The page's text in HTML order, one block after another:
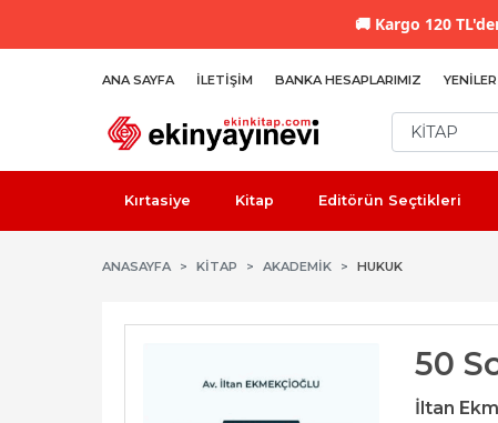
🚚 Kargo 120
ANA SAYFA İLETIŞIM BANKA HESAPLARIMIZ YENILER
Kırtasiye Kitap Editörün Seçtikleri
ANASAYFA KİTAP AKADEMIK HUKUK
50
İltan